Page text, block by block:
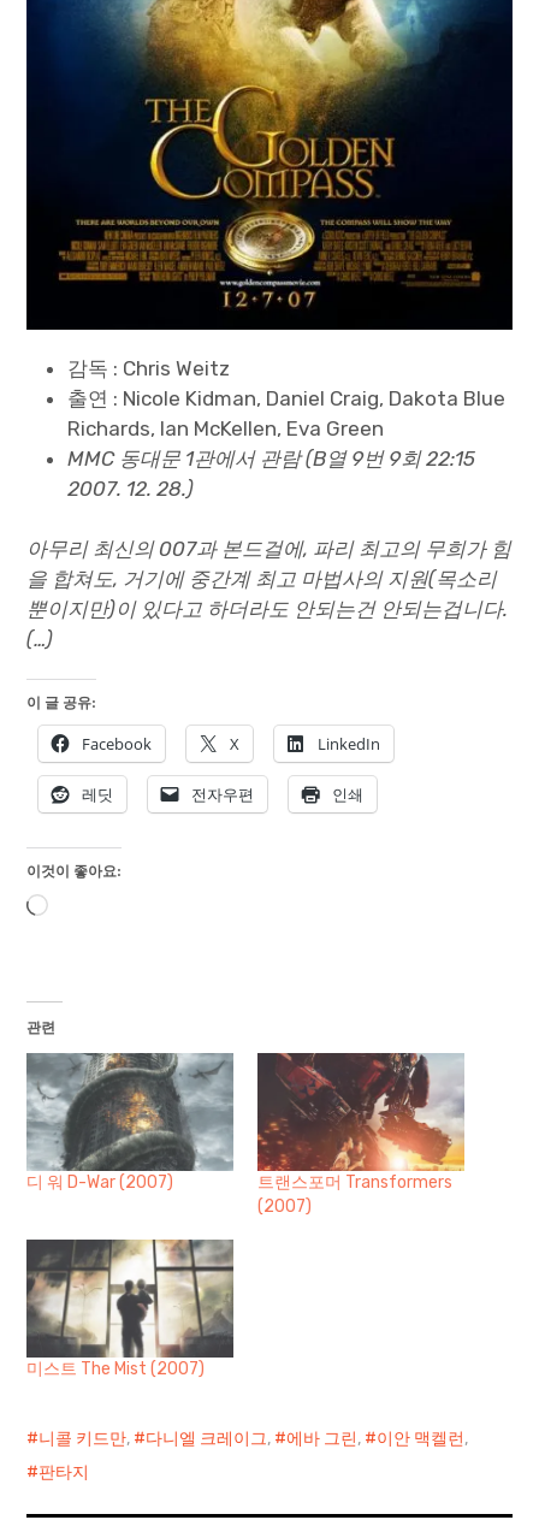
감독 : Chris Weitz
출연 : Nicole Kidman, Daniel Craig, Dakota Blue
Richards, Ian McKellen, Eva Green
MMC 동대문 1관에서 관람 (B열 9번 9회 22:15
2007. 12. 28.)
아무리 최신의 007과 본드걸에, 파리 최고의 무희가 힘
을 합쳐도, 거기에 중간계 최고 마법사의 지원(목소리
뿐이지만)이 있다고 하더라도 안되는건 안되는겁니다.
(…)
이 글 공유:
Facebook X LinkedIn
레딧 전자우편 인쇄
이것이 좋아요:
로
관련
디 워 D-War (2007)
트랜스포머 Transformers
(2007)
미스트 The Mist (2007)
니콜 키드만, 다니엘 크레이그, 에바 그린, 이안 맥켈런,
판타지